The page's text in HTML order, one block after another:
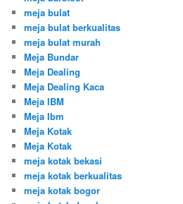
meja bulat
meja bulat berkualitas
meja bulat murah
Meja Bundar
Meja Dealing
Meja Dealing Kaca
Meja IBM
Meja Ibm
Meja Kotak
Meja Kotak
meja kotak bekasi
meja kotak berkualitas
meja kotak bogor